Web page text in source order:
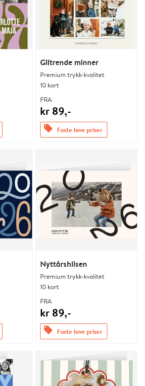
Glitrende minner
Premium trykk-kvalitet
10 kort
FRA
kr 89,-
offers Faste lave priser
Nyttårshilsen
Premium trykk-kvalitet
10 kort
FRA
kr 89,-
offers Faste lave priser